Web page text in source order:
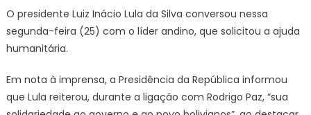
O presidente Luiz Inácio Lula da Silva conversou nessa
segunda-feira (25) com o líder andino, que solicitou a ajuda
humanitária.
Em nota à imprensa, a Presidência da República informou
que Lula reiterou, durante a ligação com Rodrigo Paz, “sua